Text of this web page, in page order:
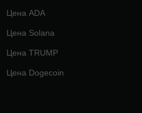
Цена ADA
Цена Solana
Цена TRUMP
Цена Dogecoin